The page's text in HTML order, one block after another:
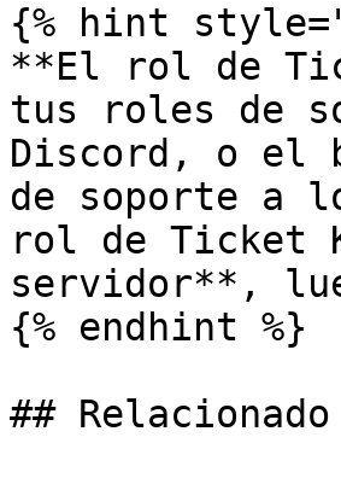
{% hint
**El rol de
tus roles de
Discord, o el
de soporte a
rol de Ticket
servidor**,
{% endhint %}
## Relacionado